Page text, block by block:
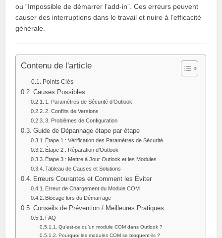
ou “Impossible de démarrer l’add-in”. Ces erreurs peuvent
causer des interruptions dans le travail et nuire à l’efficacité
générale.
Contenu de l'article
Points Clés
Causes Possibles
1. Paramètres de Sécurité d’Outlook
2. Conflits de Versions
3. Problèmes de Configuration
Guide de Dépannage étape par étape
Étape 1 : Vérification des Paramètres de Sécurité
Étape 2 : Réparation d’Outlook
Étape 3 : Mettre à Jour Outlook et les Modules
Tableau de Causes et Solutions
Erreurs Courantes et Comment les Éviter
Erreur de Chargement du Module COM
Blocage lors du Démarrage
Conseils de Prévention / Meilleures Pratiques
FAQ
Qu’est-ce qu’un module COM dans Outlook ?
Pourquoi les modules COM se bloquent-ils ?